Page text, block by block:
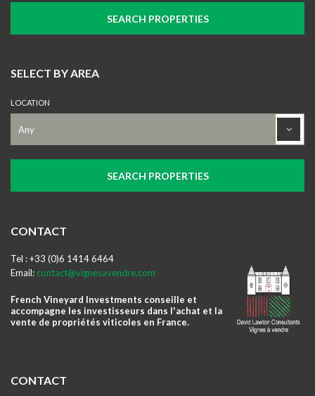
SELECT BY AREA
LOCATION
CONTACT
Tel : +33 (0)6 1414 6464
Email: contact@vignesavendre.com
French Vineyard Investments conseille et
accompagne les investisseurs dans l'achat et la
vente de propriétés viticoles en France.
CONTACT